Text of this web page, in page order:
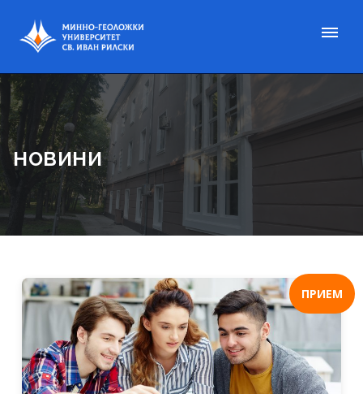
ПРИЕМ
НОВИНИ